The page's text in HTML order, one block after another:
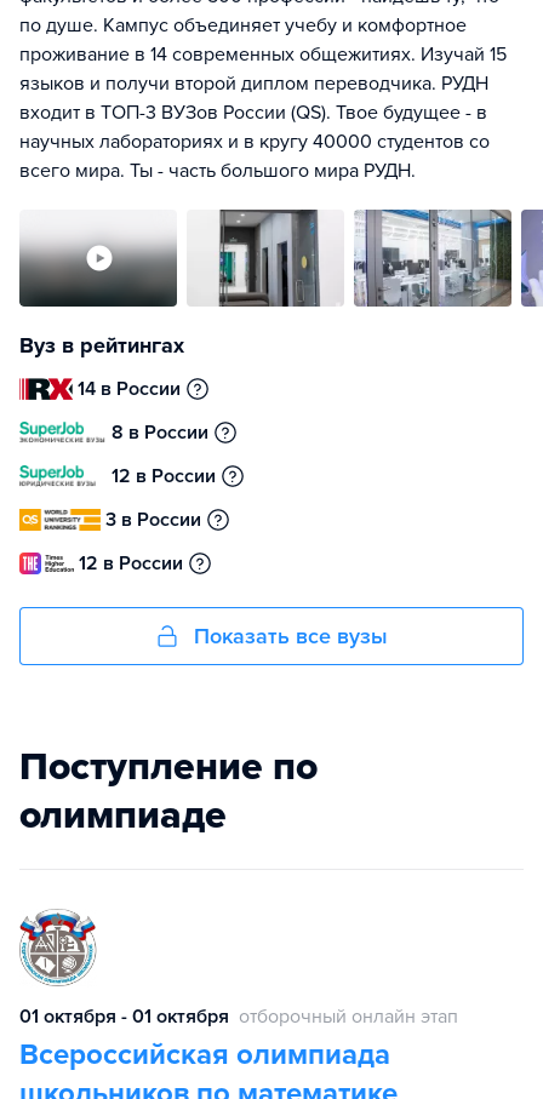
по душе. Кампус объединяет учебу и комфортное
проживание в 14 современных общежитиях. Изучай 15
языков и получи второй диплом переводчика. РУДН
входит в ТОП-3 ВУЗов России (QS). Твое будущее - в
научных лабораториях и в кругу 40000 студентов со
всего мира. Ты - часть большого мира РУДН.
Вуз в рейтингах
14 в России
8 в России
12 в России
3 в России
12 в России
Показать все вузы
Поступление по
олимпиаде
01 октября - 01 октября отборочный онлайн этап
Всероссийская олимпиада